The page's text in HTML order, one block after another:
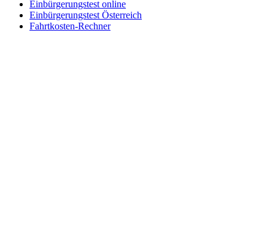
Einbürgerungstest online
Einbürgerungstest Österreich
Fahrtkosten-Rechner